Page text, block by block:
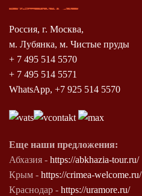
Россия, г. Москва,
м. Лубянка, м. Чистые пруды
+ 7 495 514 5570
+ 7 495 514 5571
WhatsApp, +7 925 514 5570
Еще наши предложения:
Абхазия - https://abkhazia-tour.ru/
Крым - https://crimea-welcome.ru/
Краснодар - https://uramore.ru/